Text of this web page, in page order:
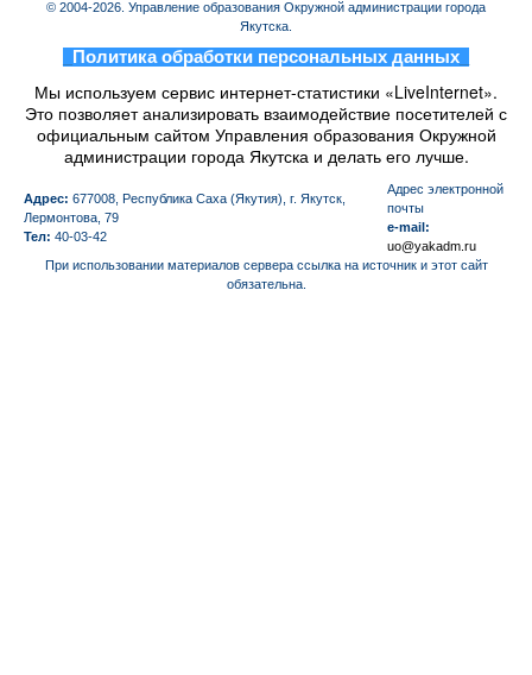
© 2004-2026. Управление образования Окружной администрации города
Якутска.
Политика обработки персональных данных
Мы используем сервис интернет-статистики «LiveInternet».
Это позволяет анализировать взаимодействие посетителей с
официальным сайтом Управления образования Окружной
администрации города Якутска и делать его лучше.
Адрес: 677008, Республика Саха (Якутия), г. Якутск,
Лермонтова, 79
Тел: 40-03-42
Aдрес электронной
почты
e-mail:
uo@yakadm.ru
При использовании материалов сервера ссылка на источник и этот сайт
обязательна.